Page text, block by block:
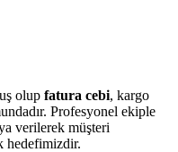
olup fatura cebi, kargo
Profesyonel ekiple
verilerek müşteri
hedefimizdir.